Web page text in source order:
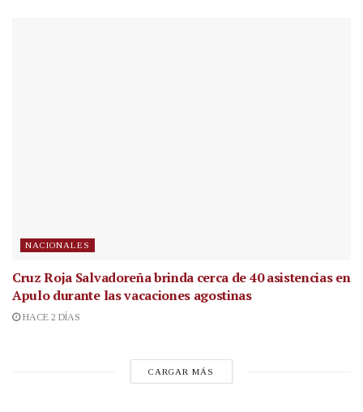
NACIONALES
Cruz Roja Salvadoreña brinda cerca de 40 asistencias en
Apulo durante las vacaciones agostinas
HACE 2 DÍAS
CARGAR MÁS